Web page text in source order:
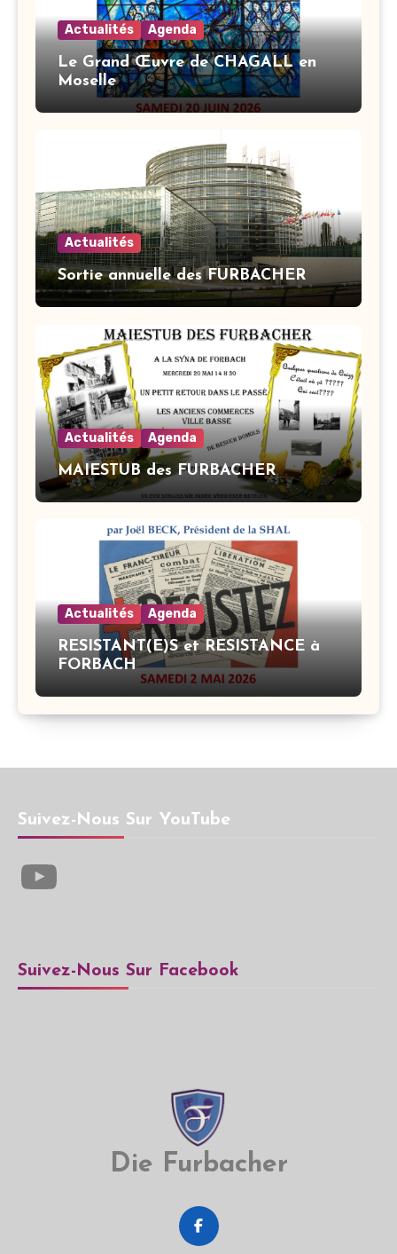
Actualités Agenda
Le Grand Œuvre de CHAGALL en
Moselle
Actualités
Sortie annuelle des FURBACHER
Actualités Agenda
MAIESTUB des FURBACHER
Actualités Agenda
RESISTANT(E)S et RESISTANCE à
FORBACH
Suivez-Nous Sur YouTube
YouTube
Suivez-Nous Sur Facebook
Die Furbacher